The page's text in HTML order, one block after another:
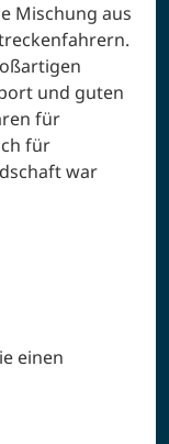
Mischung aus
und guten
für
für
war
einen